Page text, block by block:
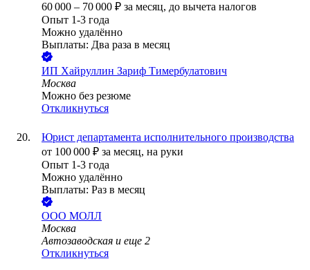
60 000 – 70 000 ₽ за месяц, до вычета налогов
Опыт 1-3 года
Можно удалённо
Выплаты: Два раза в месяц
ИП Хайруллин Зариф Тимербулатович
Москва
Можно без резюме
Откликнуться
Юрист департамента исполнительного производства
от 100 000 ₽ за месяц, на руки
Опыт 1-3 года
Можно удалённо
Выплаты: Раз в месяц
ООО МОЛЛ
Москва
Автозаводская и еще 2
Откликнуться